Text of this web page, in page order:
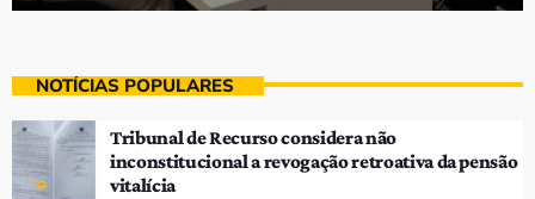
NOTÍCIAS POPULARES
Tribunal de Recurso considera não
inconstitucional a revogação retroativa da pensão
vitalícia